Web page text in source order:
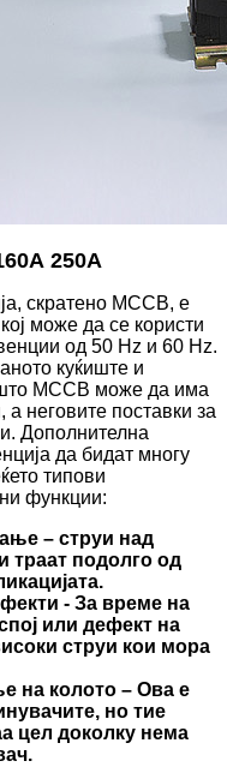
250А
скратено MCCB, е
може да се користи
од 50 Hz и 60 Hz.
куќиште и
MCCB може да има
неговите поставки за
Дополнителна
да бидат многу
типови
функции:
– струи над
траат подолго од
- За време на
или дефект на
струи кои мора
на колото – Ова е
но тие
цел доколку нема